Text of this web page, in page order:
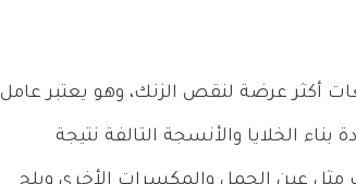
أكثر عرضة لنقص الزنك، وهو يعتبر عامل
الخلايا والأنسجة التالفة نتيجة